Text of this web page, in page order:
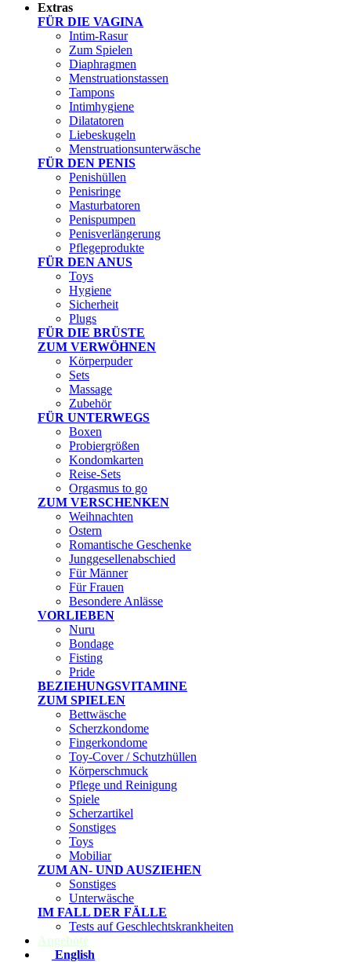
Extras
FÜR DIE VAGINA
Intim-Rasur
Zum Spielen
Diaphragmen
Menstruationstassen
Tampons
Intimhygiene
Dilatatoren
Liebeskugeln
Menstruationsunterwäsche
FÜR DEN PENIS
Penishüllen
Penisringe
Masturbatoren
Penispumpen
Penisverlängerung
Pflegeprodukte
FÜR DEN ANUS
Toys
Hygiene
Sicherheit
Plugs
FÜR DIE BRÜSTE
ZUM VERWÖHNEN
Körperpuder
Sets
Massage
Zubehör
FÜR UNTERWEGS
Boxen
Probiergrößen
Kondomkarten
Reise-Sets
Orgasmus to go
ZUM VERSCHENKEN
Weihnachten
Ostern
Romantische Geschenke
Junggesellenabschied
Für Männer
Für Frauen
Besondere Anlässe
VORLIEBEN
Nuru
Bondage
Fisting
Pride
BEZIEHUNGSVITAMINE
ZUM SPIELEN
Bettwäsche
Scherzkondome
Fingerkondome
Toy-Cover / Schutzhüllen
Körperschmuck
Pflege und Reinigung
Spiele
Scherzartikel
Sonstiges
Toys
Mobiliar
ZUM AN- UND AUSZIEHEN
Sonstiges
Unterwäsche
IM FALL DER FÄLLE
Tests auf Geschlechtskrankheiten
Angebote
English